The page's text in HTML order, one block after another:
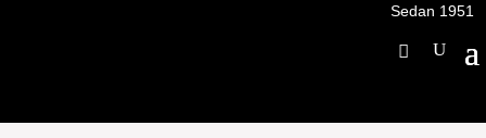
Sedan 1951